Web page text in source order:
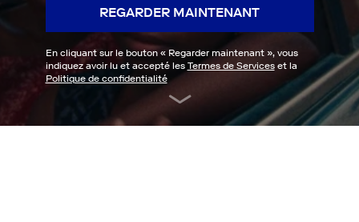
REGARDER MAINTENANT
En cliquant sur le bouton « Regarder maintenant», vous
indiquez avoir lu et accepté les Termes de Serviceset la
Politique de confidentialité